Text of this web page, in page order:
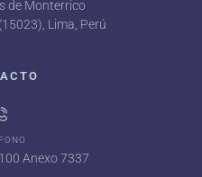
de Monterrico
Lima, Perú
Anexo 7337